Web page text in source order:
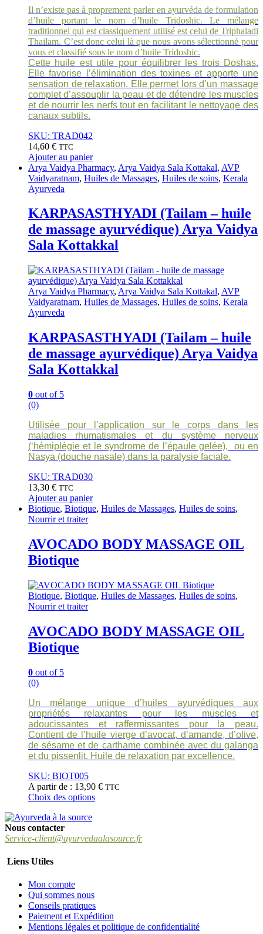
Il n’existe pas à proprement parler en ayurvéda de formulation
d’huile portant le nom d’huile Tridoshic. Le mélange
traditionnel qui est classiquement utilisé est celui de Triphaladi
Thailam. C’est donc celui là que nous avons sélectionné pour
vous et classifié sous le nom d’huile Tridoshic.
Cette huile est utile pour équilibrer les trois Doshas.
Elle favorise l’élimination des toxines et apporte une
sensation de relaxation. Elle permet lors d’un massage
complet d’assouplir la peau et de détendre les muscles
et de nourrir les nerfs tout en facilitant le nettoyage des
canaux subtils.
SKU: TRAD042
14,60 € TTC
Ajouter au panier
Arya Vaidya Pharmacy, Arya Vaidya Sala Kottakal, AVP
Vaidyaratnam, Huiles de Massages, Huiles de soins, Kerala
Ayurveda
KARPASASTHYADI (Tailam – huile
de massage ayurvédique) Arya Vaidya
Sala Kottakkal
Arya Vaidya Pharmacy, Arya Vaidya Sala Kottakal, AVP
Vaidyaratnam, Huiles de Massages, Huiles de soins, Kerala
Ayurveda
KARPASASTHYADI (Tailam – huile
de massage ayurvédique) Arya Vaidya
Sala Kottakkal
0 out of 5
(0)
Utilisée pour l’application sur le corps dans les
maladies rhumatismales et du système nerveux
(‘hémiplégie et le syndrome de l’épaule gelée), ou en
Nasya (douche nasale) dans la paralysie faciale.
SKU: TRAD030
13,30 € TTC
Ajouter au panier
Biotique, Biotique, Huiles de Massages, Huiles de soins,
Nourrir et traiter
AVOCADO BODY MASSAGE OIL
Biotique
Biotique, Biotique, Huiles de Massages, Huiles de soins,
Nourrir et traiter
AVOCADO BODY MASSAGE OIL
Biotique
0 out of 5
(0)
Un mélange unique d’huiles ayurvédiques aux
propriétés relaxantes pour les muscles et
adoucissantes et raffermissantes pour la peau.
Contient de l’huile vierge d’avocat, d’amande, d’olive,
de sésame et de carthame combinée avec du galanga
et du pissenlit. Huile de relaxation par excellence.
SKU: BIOT005
A partir de : 13,90 € TTC
Choix des options
produit
a
plusieurs
Les
peuvent
être
choisies
sur
la
Nous contacter
Service-client@ayurvedaalasource.fr
Liens Utiles
Mon compte
Qui sommes nous
Conseils pratiques
Paiement et Expédition
Mentions légales et politique de confidentialité